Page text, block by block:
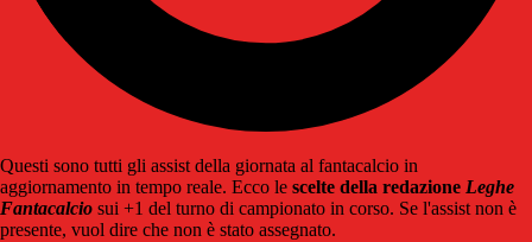
Questi sono tutti gli assist della giornata al fantacalcio in
aggiornamento in tempo reale. Ecco le scelte della redazione Leghe
Fantacalcio sui +1 del turno di campionato in corso. Se l'assist non è
presente, vuol dire che non è stato assegnato.